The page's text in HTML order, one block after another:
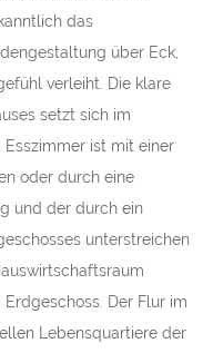
das
über Eck,
verleiht. Die klare
setzt sich im
ist mit einer
oder durch eine
und der durch ein
unterstreichen
Der Flur im
Lebensquartiere der